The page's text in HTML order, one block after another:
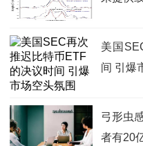
美国
间 引爆
弓形虫
者有20